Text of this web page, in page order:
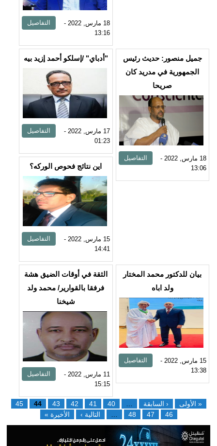
التفاصيل
18 مارس, 2022 -
13:16
جميل منصور: حديث رئيس
الجمهورية في مدريد كان
صريحا
التفاصيل
18 مارس, 2022 -
13:06
"أدباي" /إسلكو أحمد إزيد بيه
التفاصيل
17 مارس, 2022 -
01:23
اين نتائج فحوص الوركه؟
التفاصيل
15 مارس, 2022 -
14:41
بيان للدكتور محمد المختار
ولد اباه
التفاصيل
15 مارس, 2022 -
13:38
الثقة في أوقات الضيق هشة
فرفقا بالقوارير/ محمد ولد
شيخنا
التفاصيل
11 مارس, 2022 -
15:15
« الأولى ‹ السابقة …
40
41
42
43
44
45
46
47
48
… التالية › الأخيرة »